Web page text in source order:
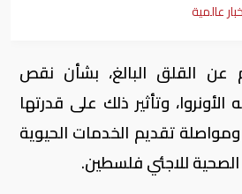
عالمية
عن القلق البالغ، بشأن نقص
وتأثير ذلك على قدرتها
ومواصلة تقديم الخدمات الحيوية
الصحية للاجئي فلسطين.